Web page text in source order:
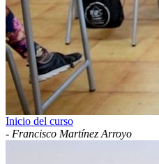
Inicio del curso
- Francisco Martínez Arroyo